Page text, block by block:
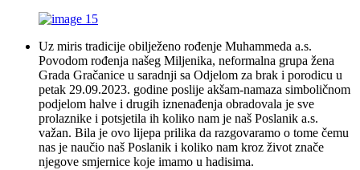
Uz miris tradicije obilježeno rođenje Muhammeda a.s.
Povodom rođenja našeg Miljenika, neformalna grupa žena
Grada Gračanice u saradnji sa Odjelom za brak i porodicu u
petak 29.09.2023. godine poslije akšam-namaza simboličnom
podjelom halve i drugih iznenađenja obradovala je sve
prolaznike i potsjetila ih koliko nam je naš Poslanik a.s.
važan. Bila je ovo lijepa prilika da razgovaramo o tome čemu
nas je naučio naš Poslanik i koliko nam kroz život znače
njegove smjernice koje imamo u hadisima.